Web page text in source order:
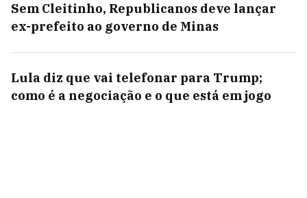
Sem Cleitinho, Republicanos deve lançar
ex-prefeito ao governo de Minas
Lula diz que vai telefonar para Trump;
como é a negociação e o que está em jogo